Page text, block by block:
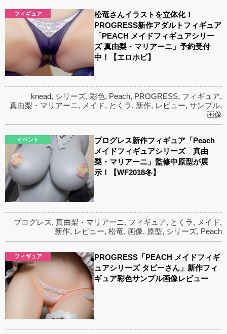
フィギュア
松竜さんイラストを立体化！
PROGRESS新作アダルトフィギュア
「PEACH メイドフィギュアシリー
ズ 真由梨・マリアーニ」予約受付
中！【エロホビ】
knead, シリーズ, 彩色, Peach, PROGRESS, フィギュア,
真由梨・マリアーニ, メイド, とくラ, 新作, レビュー, サンプル,
画像
イベント
プログレス新作フィギュア「Peach
メイドフィギュアシリーズ 真由
梨・マリアーニ」監修中原型が展
示！【WF2018冬】
プログレス, 真由梨・マリアーニ, フィギュア, とくラ, メイド,
新作, レビュー, 松竜, 画像, 原型, シリーズ, Peach
フィギュア
PROGRESS「PEACH メイドフィギ
ュアシリーズ タビーさん」新作フィ
ギュア彩色サンプル画像レビュー